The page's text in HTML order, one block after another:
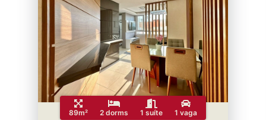
89m² 2 dorms 1 suíte
1 vaga